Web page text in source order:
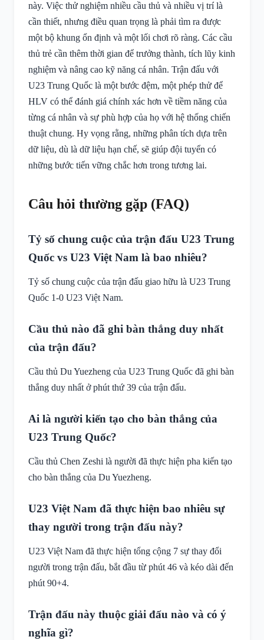
này. Việc thử nghiệm nhiều cầu thủ và nhiều vị trí là
cần thiết, nhưng điều quan trọng là phải tìm ra được
một bộ khung ổn định và một lối chơi rõ ràng. Các cầu
thủ trẻ cần thêm thời gian để trưởng thành, tích lũy kinh
nghiệm và nâng cao kỹ năng cá nhân. Trận đấu với
U23 Trung Quốc là một bước đệm, một phép thử để
HLV có thể đánh giá chính xác hơn về tiềm năng của
từng cá nhân và sự phù hợp của họ với hệ thống chiến
thuật chung. Hy vọng rằng, những phân tích dựa trên
dữ liệu, dù là dữ liệu hạn chế, sẽ giúp đội tuyển có
những bước tiến vững chắc hơn trong tương lai.
Câu hỏi thường gặp (FAQ)
Tỷ số chung cuộc của trận đấu U23 Trung
Quốc vs U23 Việt Nam là bao nhiêu?
Tỷ số chung cuộc của trận đấu giao hữu là U23 Trung
Quốc 1-0 U23 Việt Nam.
Cầu thủ nào đã ghi bàn thắng duy nhất
của trận đấu?
Cầu thủ Du Yuezheng của U23 Trung Quốc đã ghi bàn
thắng duy nhất ở phút thứ 39 của trận đấu.
Ai là người kiến tạo cho bàn thắng của
U23 Trung Quốc?
Cầu thủ Chen Zeshi là người đã thực hiện pha kiến tạo
cho bàn thắng của Du Yuezheng.
U23 Việt Nam đã thực hiện bao nhiêu sự
thay người trong trận đấu này?
U23 Việt Nam đã thực hiện tổng cộng 7 sự thay đổi
người trong trận đấu, bắt đầu từ phút 46 và kéo dài đến
phút 90+4.
Trận đấu này thuộc giải đấu nào và có ý
nghĩa gì?